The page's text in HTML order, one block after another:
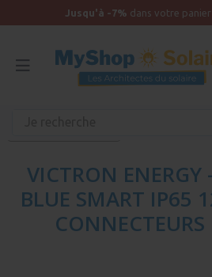
Jusqu'à -7% dans votre
VICTRON ENERGY
BLUE SMART IP65